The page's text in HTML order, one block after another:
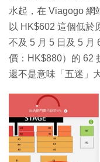
水起，在 Viagogo 網
以 HK$602 這個低於
不及 5 月 5 日及 5 月
價：HK$880）的 62
還不是意味「五迷」